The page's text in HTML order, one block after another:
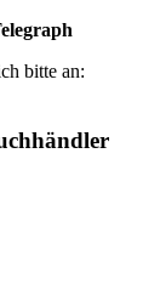
bitte an: